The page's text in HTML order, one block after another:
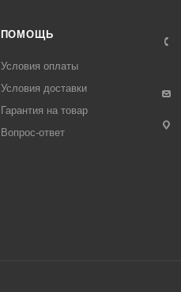
ПОМОЩЬ
Условия оплаты
Условия доставки
Гарантия на товар
Вопрос-ответ